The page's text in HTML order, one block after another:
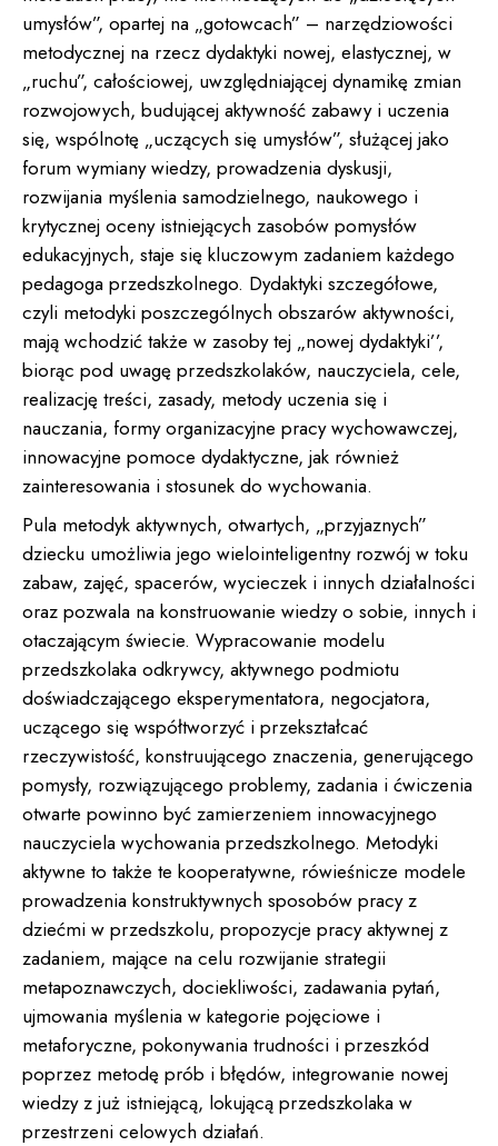
umysłów”, opartej na „gotowcach” – narzędziowości
metodycznej na rzecz dydaktyki nowej, elastycznej, w
„ruchu”, całościowej, uwzględniającej dynamikę zmian
rozwojowych, budującej aktywność zabawy i uczenia
się, wspólnotę „uczących się umysłów”, służącej jako
forum wymiany wiedzy, prowadzenia dyskusji,
rozwijania myślenia samodzielnego, naukowego i
krytycznej oceny istniejących zasobów pomysłów
edukacyjnych, staje się kluczowym zadaniem każdego
pedagoga przedszkolnego. Dydaktyki szczegółowe,
czyli metodyki poszczególnych obszarów aktywności,
mają wchodzić także w zasoby tej „nowej dydaktyki’’,
biorąc pod uwagę przedszkolaków, nauczyciela, cele,
realizację treści, zasady, metody uczenia się i
nauczania, formy organizacyjne pracy wychowawczej,
innowacyjne pomoce dydaktyczne, jak również
zainteresowania i stosunek do wychowania.
Pula metodyk aktywnych, otwartych, „przyjaznych”
dziecku umożliwia jego wielointeligentny rozwój w toku
zabaw, zajęć, spacerów, wycieczek i innych działalności
oraz pozwala na konstruowanie wiedzy o sobie, innych i
otaczającym świecie. Wypracowanie modelu
przedszkolaka odkrywcy, aktywnego podmiotu
doświadczającego eksperymentatora, negocjatora,
uczącego się współtworzyć i przekształcać
rzeczywistość, konstruującego znaczenia, generującego
pomysły, rozwiązującego problemy, zadania i ćwiczenia
otwarte powinno być zamierzeniem innowacyjnego
nauczyciela wychowania przedszkolnego. Metodyki
aktywne to także te kooperatywne, rówieśnicze modele
prowadzenia konstruktywnych sposobów pracy z
dziećmi w przedszkolu, propozycje pracy aktywnej z
zadaniem, mające na celu rozwijanie strategii
metapoznawczych, dociekliwości, zadawania pytań,
ujmowania myślenia w kategorie pojęciowe i
metaforyczne, pokonywania trudności i przeszkód
poprzez metodę prób i błędów, integrowanie nowej
wiedzy z już istniejącą, lokującą przedszkolaka w
przestrzeni celowych działań.